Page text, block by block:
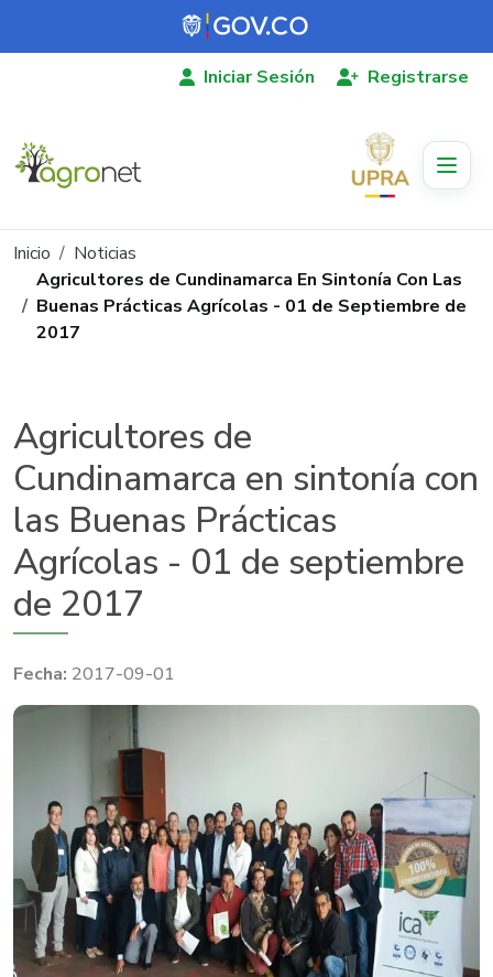
Pasar al contenido principal
Iniciar Sesión Registrarse
Ruta de navegación
Inicio
Noticias
Agricultores de Cundinamarca En Sintonía Con Las
Buenas Prácticas Agrícolas - 01 de Septiembre de
2017
Agricultores de
Cundinamarca en sintonía con
las Buenas Prácticas
Agrícolas - 01 de septiembre
de 2017
2017-09-01